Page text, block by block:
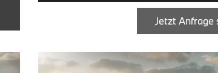
Jetzt Anfrage